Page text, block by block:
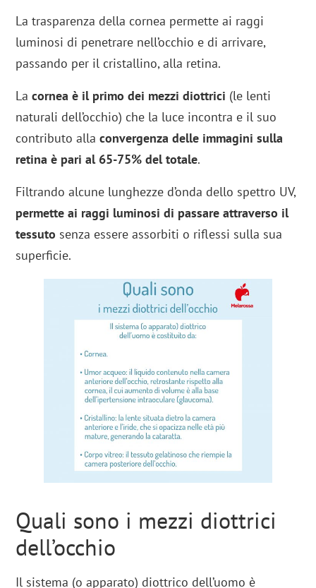
La trasparenza della cornea permette ai raggi
luminosi di penetrare nell’occhio e di arrivare,
passando per il cristallino, alla retina.
La cornea è il primo dei mezzi diottrici (le lenti
naturali dell’occhio) che la luce incontra e il suo
contributo allaconvergenza delle immagini sulla
retina è pari al 65-75% del totale.
Filtrando alcune lunghezze d’onda dello spettro UV,
permette ai raggi luminosi di passare attraverso il
tessuto senza essere assorbiti o riflessi sulla sua
superficie.
Quali sono i mezzi diottrici
dell’occhio
Il sistema (o apparato) diottrico dell’uomo è